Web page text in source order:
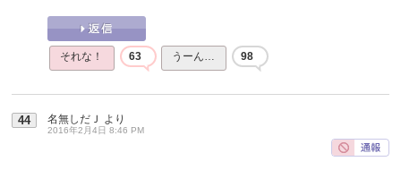
それな！ 63 うーん… 98
44 名無しだＪ より
2016年2月4日 8:46 PM